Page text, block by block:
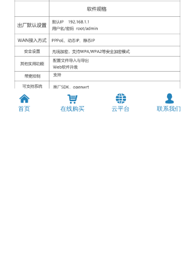
낀
首页
낙
在线购买
뀁
云平台
넙
联系我们